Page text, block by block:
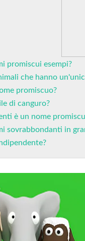
promiscui esempi?
che hanno
promiscuo?
di canguro?
è un nome
sovrabbondanti in